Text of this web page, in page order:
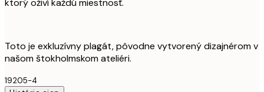
ktorý oživí každú miestnosť.
Toto je exkluzívny plagát, pôvodne vytvorený dizajnérom v
našom štokholmskom ateliéri.
19205-4